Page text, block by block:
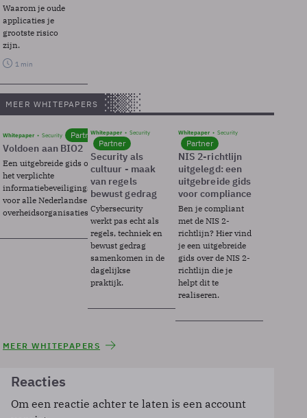
Waarom je oude
applicaties je
grootste risico
zijn.
1 min
MEER WHITEPAPERS
Whitepaper Security Partner
Voldoen aan BIO2
Een uitgebreide gids over BIO2,
het verplichte
informatiebeveiligingsframework
voor alle Nederlandse
overheidsorganisaties.
Whitepaper Security
Partner
Security als
cultuur - maak
van regels
bewust gedrag
Cybersecurity
werkt pas echt als
regels, techniek en
bewust gedrag
samenkomen in de
dagelijkse
praktijk.
Whitepaper Security
Partner
NIS 2-richtlijn
uitgelegd: een
uitgebreide gids
voor compliance
Ben je compliant
met de NIS 2-
richtlijn? Hier vind
je een uitgebreide
gids over de NIS 2-
richtlijn die je
helpt dit te
realiseren.
MEER WHITEPAPERS
Reacties
Om een reactie achter te laten is een account